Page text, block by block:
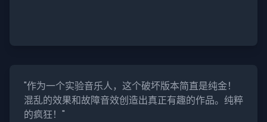
"作为一个实验音乐人，这个破坏版本简直是纯金！
混乱的效果和故障音效创造出真正有趣的作品。纯粹
的疯狂！"